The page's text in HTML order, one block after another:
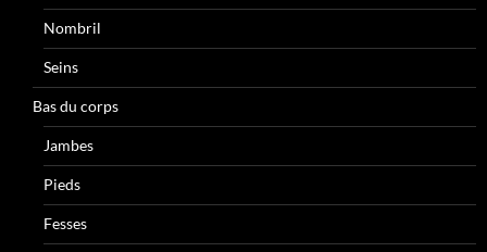
Nombril
Seins
Bas du corps
Jambes
Pieds
Fesses